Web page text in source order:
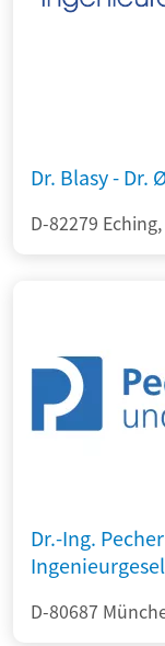
Dr. Blasy - Dr.
D-82279
Dr.-Ing.
D-80687